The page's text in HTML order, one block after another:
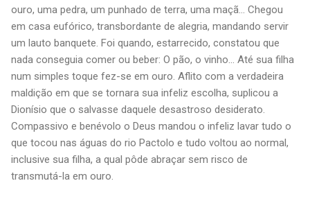
ouro, uma pedra, um punhado de terra, uma maçã… Chegou
em casa eufórico, transbordante de alegria, mandando servir
um lauto banquete. Foi quando, estarrecido, constatou que
nada conseguia comer ou beber: O pão, o vinho... Até sua filha
num simples toque fez-se em ouro. Aflito com a verdadeira
maldição em que se tornara sua infeliz escolha, suplicou a
Dionísio que o salvasse daquele desastroso desiderato.
Compassivo e benévolo o Deus mandou o infeliz lavar tudo o
que tocou nas águas do rio Pactolo e tudo voltou ao normal,
inclusive sua filha, a qual pôde abraçar sem risco de
transmutá-la em ouro.